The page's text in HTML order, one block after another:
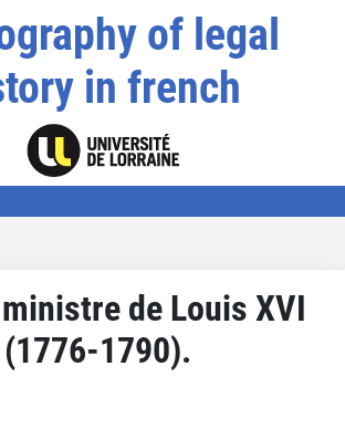
of legal
in french
de Louis XVI
(1776-1790).